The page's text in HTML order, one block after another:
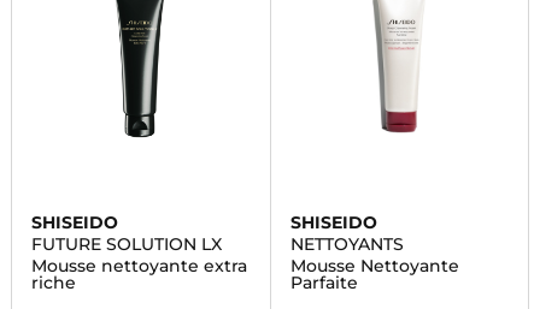
SHISEIDO
FUTURE SOLUTION LX
Mousse nettoyante extra
riche
SHISEIDO
NETTOYANTS
Mousse Nettoyante
Parfaite